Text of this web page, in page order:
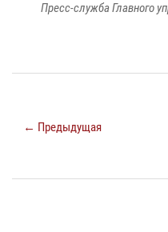
Пресс-служба Главного
← Предыдущая